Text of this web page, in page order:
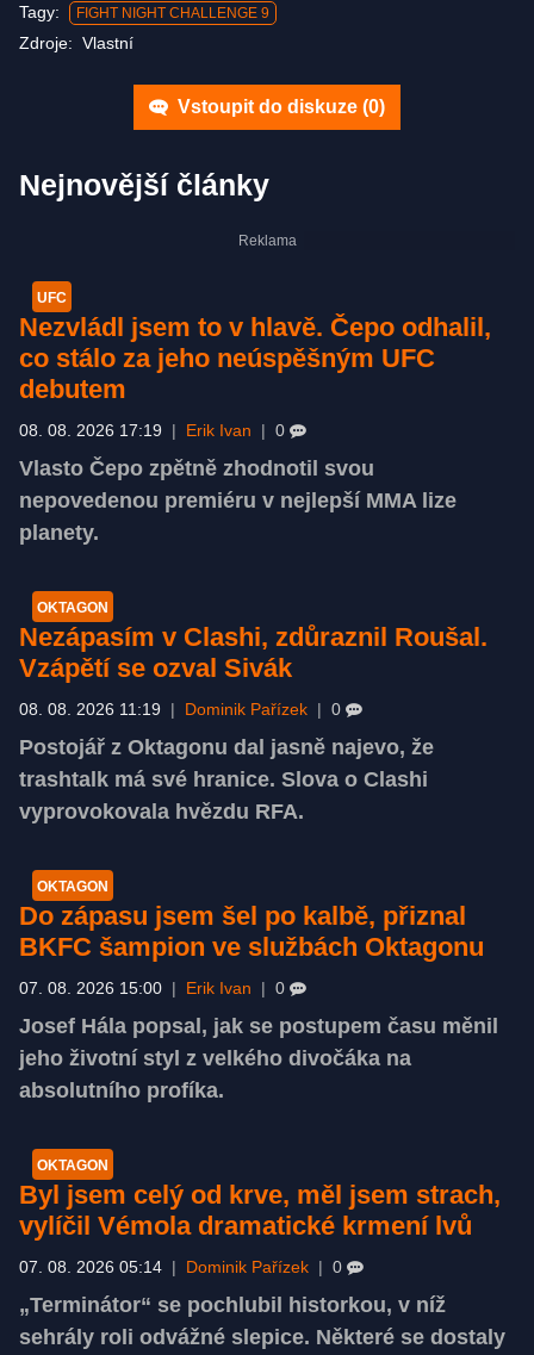
Tagy: FIGHT NIGHT CHALLENGE 9
Zdroje: Vlastní
Vstoupit do diskuze (0)
Nejnovější články
UFC
Nezvládl jsem to v hlavě. Čepo odhalil,
co stálo za jeho neúspěšným UFC
debutem
08. 08. 2026 17:19 Erik Ivan 0
Vlasto Čepo zpětně zhodnotil svou
nepovedenou premiéru v nejlepší MMA lize
planety.
OKTAGON
Nezápasím v Clashi, zdůraznil Roušal.
Vzápětí se ozval Sivák
08. 08. 2026 11:19 Dominik Pařízek 0
Postojář z Oktagonu dal jasně najevo, že
trashtalk má své hranice. Slova o Clashi
vyprovokovala hvězdu RFA.
OKTAGON
Do zápasu jsem šel po kalbě, přiznal
BKFC šampion ve službách Oktagonu
07. 08. 2026 15:00 Erik Ivan 0
Josef Hála popsal, jak se postupem času měnil
jeho životní styl z velkého divočáka na
absolutního profíka.
OKTAGON
Byl jsem celý od krve, měl jsem strach,
vylíčil Vémola dramatické krmení lvů
07. 08. 2026 05:14 Dominik Pařízek 0
„Terminátor“ se pochlubil historkou, v níž
sehrály roli odvážné slepice. Některé se dostaly